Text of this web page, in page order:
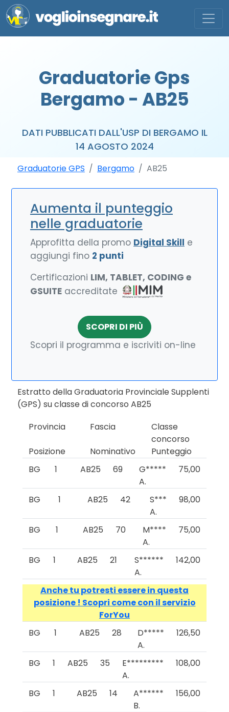
Graduatorie Gps
Bergamo - AB25
DATI PUBBLICATI DALL'USP DI BERGAMO IL
14 AGOSTO 2024
Graduatorie GPS Bergamo AB25
Aumenta il punteggio
nelle graduatorie
Approfitta della promo Digital Skill e
aggiungi fino 2 punti
Certificazioni LIM, TABLET, CODING e
GSUITE accreditate
SCOPRI DI PIÙ
Scopri il programma e iscriviti on-line
Estratto della Graduatoria Provinciale Supplenti
(GPS) su classe di concorso AB25
Provincia
Fascia
Classe
concorso
Posizione
Nominativo
Punteggio
BG
1 AB25 69
G*****
A.
75,00
BG 1 AB25 42
S***
A.
98,00
BG 1 AB25 70
M****
A.
75,00
BG 1 AB25 21
S******
A.
142,00
Anche tu potresti essere in questa
posizione ! Scopri come con il servizio
ForYou
BG
1 AB25 28
D*****
A.
126,50
BG 1 AB25 35
E*********
A.
108,00
BG 1 AB25 14
A******
B.
156,00